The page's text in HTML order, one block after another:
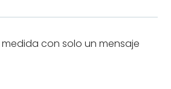
con solo un mensaje